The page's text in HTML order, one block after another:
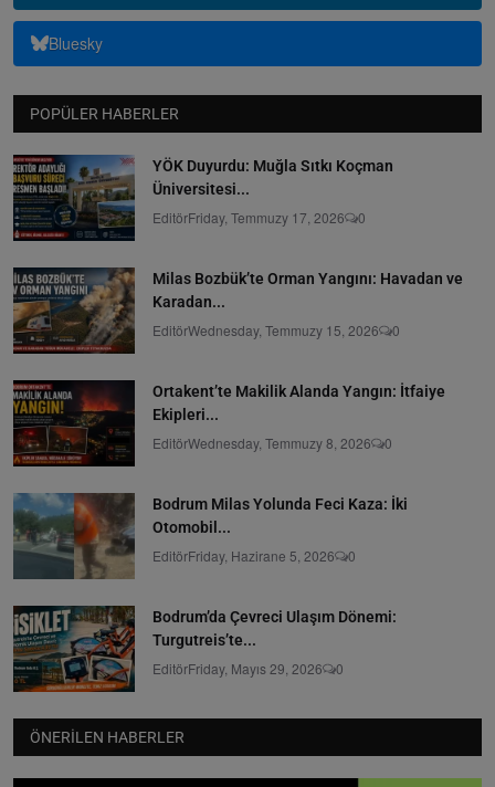
Bluesky
POPÜLER HABERLER
YÖK Duyurdu: Muğla Sıtkı Koçman
Üniversitesi...
EditörFriday, Temmuzy 17, 2026 0
Milas Bozbük’te Orman Yangını: Havadan ve
Karadan...
EditörWednesday, Temmuzy 15, 2026 0
Ortakent’te Makilik Alanda Yangın: İtfaiye
Ekipleri...
EditörWednesday, Temmuzy 8, 2026 0
Bodrum Milas Yolunda Feci Kaza: İki
Otomobil...
EditörFriday, Hazirane 5, 2026 0
Bodrum’da Çevreci Ulaşım Dönemi:
Turgutreis’te...
EditörFriday, Mayıs 29, 2026 0
ÖNERILEN HABERLER